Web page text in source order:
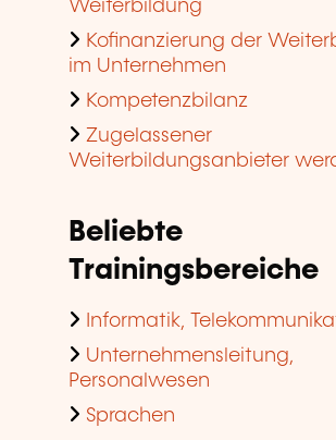
Weiterbildung
Kofinanzierung der
im Unternehmen
Kompetenzbilanz
Zugelassener
Weiterbildungsanbieter
Beliebte
Trainingsbereiche
Informatik,
Unternehmensleitung,
Personalwesen
Sprachen